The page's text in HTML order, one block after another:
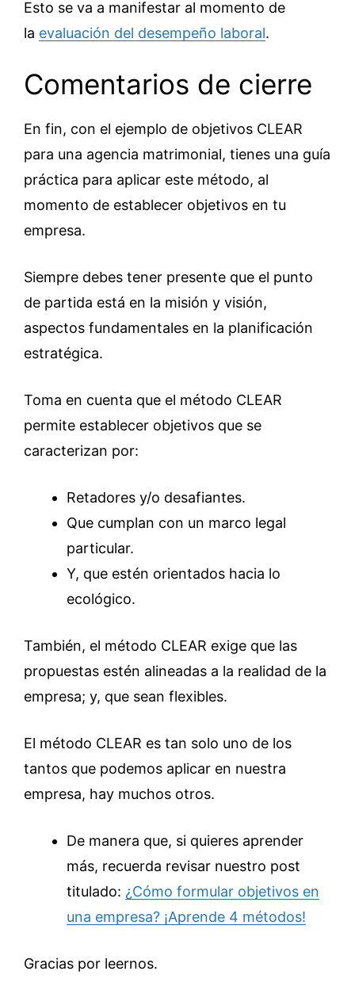
Esto se va a manifestar al momento de
la evaluación del desempeño laboral.
Comentarios de cierre
En fin, con el ejemplo de objetivos CLEAR
para una agencia matrimonial, tienes una guía
práctica para aplicar este método, al
momento de establecer objetivos en tu
empresa.
Siempre debes tener presente que el punto
de partida está en la misión y visión,
aspectos fundamentales en la planificación
estratégica.
Toma en cuenta que el método CLEAR
permite establecer objetivos que se
caracterizan por:
Retadores y/o desafiantes.
Que cumplan con un marco legal
particular.
Y, que estén orientados hacia lo
ecológico.
También, el método CLEAR exige que las
propuestas estén alineadas a la realidad de la
empresa; y, que sean flexibles.
El método CLEAR es tan solo uno de los
tantos que podemos aplicar en nuestra
empresa, hay muchos otros.
De manera que, si quieres aprender
más, recuerda revisar nuestro post
titulado: ¿Cómo formular objetivos en
una empresa? ¡Aprende 4 métodos!
Gracias por leernos.